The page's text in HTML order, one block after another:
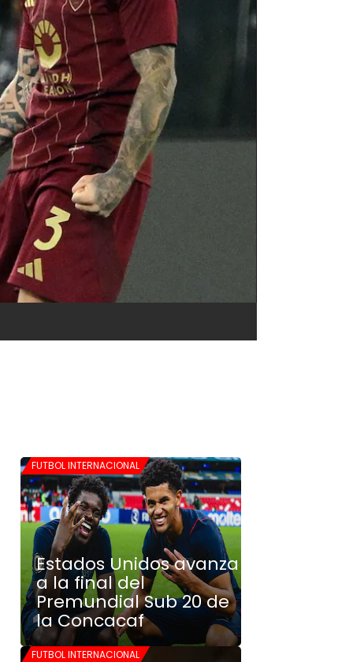
FUTBOL INTERNACIONAL
Estados Unidos avanza
a la final del
Premundial Sub 20 de
la Concacaf
FUTBOL INTERNACIONAL